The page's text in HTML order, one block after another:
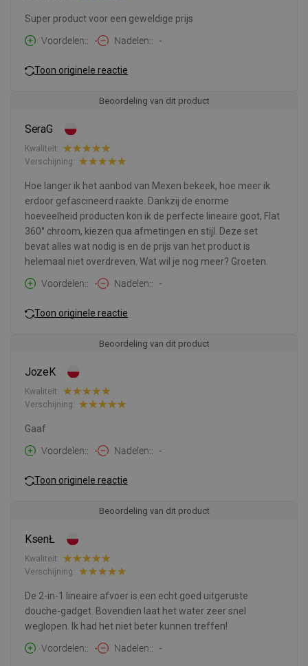
Super product voor een geweldige prijs
Voordelen:
- Nadelen: -
Toon originele reactie
Beoordeling van dit product
SeraG
Kwaliteit:
Verschijning:
Hoe langer ik het aanbod van Mexen bekeek, hoe meer ik
erdoor gefascineerd raakte. Dankzij de enorme
hoeveelheid producten kon ik de perfecte lineaire goot, Flat
360° chroom, kiezen qua afmetingen en stijl. Deze set
bevat alles wat nodig is en de prijs van het product is
helemaal niet overdreven. Wat wil je nog meer? Groeten.
Voordelen:
- Nadelen: -
Toon originele reactie
Beoordeling van dit product
JozeK
Kwaliteit:
Verschijning:
Gaaf
Voordelen:
- Nadelen: -
Toon originele reactie
Beoordeling van dit product
KsenŁ
Kwaliteit:
Verschijning:
De 2-in-1 lineaire afvoer is een echt goed uitgeruste
douche-gadget. Bovendien laat het water zeer snel
weglopen. Ik had het niet beter kunnen treffen!
Voordelen:
- Nadelen: -